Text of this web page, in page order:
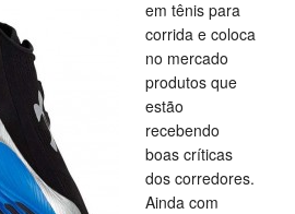
em tênis para
corrida e coloca
no mercado
produtos que
estão
recebendo
boas críticas
dos corredores.
Ainda com